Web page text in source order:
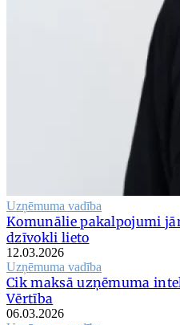
Uzņēmuma vadība
Komunālie pakalpojumi
dzīvokli lieto
12.03.2026
Uzņēmuma vadība
Cik maksā uzņēmuma
Vērtība
06.03.2026